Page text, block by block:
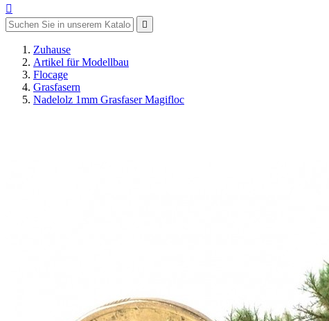


Zuhause
Artikel für Modellbau
Flocage
Grasfasern
Nadelolz 1mm Grasfaser Magifloc